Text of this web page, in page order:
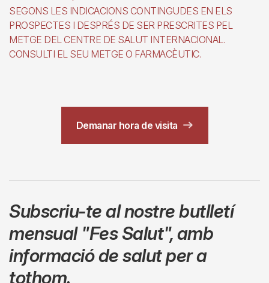
SEGONS LES INDICACIONS CONTINGUDES EN ELS
PROSPECTES I DESPRÉS DE SER PRESCRITES PEL
METGE DEL CENTRE DE SALUT INTERNACIONAL.
CONSULTI EL SEU METGE O FARMACÈUTIC.
Demanar hora de visita
Subscriu-te al nostre butlletí
mensual "Fes Salut",amb
informació de salut per a
tothom.